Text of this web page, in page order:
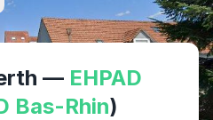
— EHPAD
Bas-Rhin)